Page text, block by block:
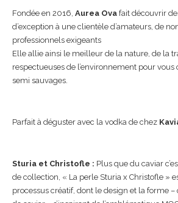
Fondée en 2016, Aurea Ova fait découvrir
d’exception à une clientèle d’amateurs, de
professionnels exigeants
Elle allie ainsi le meilleur de la nature, de la
respectueuses de l’environnement pour vous
semi sauvages.
Parfait à déguster avec la vodka de chez
Sturia et Christofle : Plus que du caviar
de collection, « La perle Sturia x Christofle »
processus créatif, dont le design et la forme